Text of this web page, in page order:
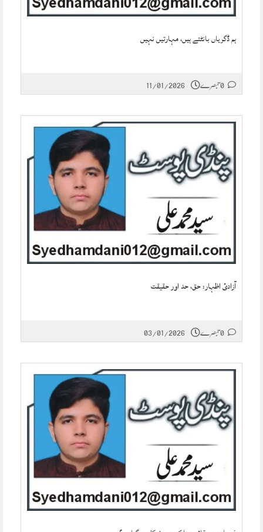
ہم ڈگریاں بانٹتے ہیں، مہارتیں نہیں
11/01/2026
آزادیٔ اظہار: حق، حد اور حقیقت
03/01/2026